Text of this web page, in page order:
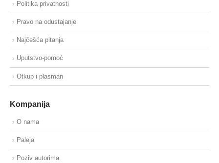
Politika privatnosti
Pravo na odustajanje
Najčešća pitanja
Uputstvo-pomoć
Otkup i plasman
Kompanija
O nama
Paleja
Poziv autorima